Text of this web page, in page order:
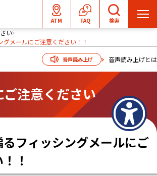
ATM FAQ 検索
メ
ニ
ュ
ー
い
メールにご注意ください！！
音声読み上げ 音声読み上げとは
注意ください
フィッシングメールにご
！